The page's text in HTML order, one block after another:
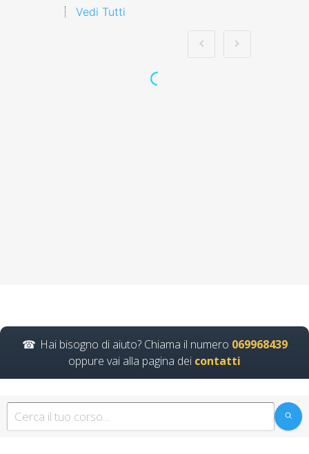
Vedi Tutti
seminari gratuiti più
partecipati dai
obbligatorio
Hai bisogno di aiuto? Chiama il numero 069968439
oppure vai alla pagina dei contatti